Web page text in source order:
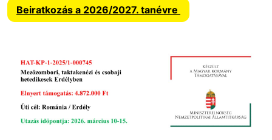
Beiratkozás a 2026/2027. tanévre